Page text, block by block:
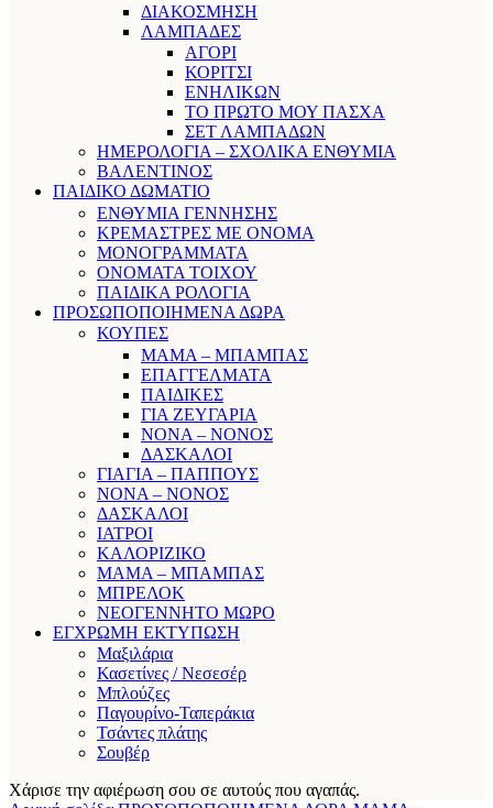
ΔΙΑΚΟΣΜΗΣΗ
ΛΑΜΠΑΔΕΣ
ΑΓΟΡΙ
ΚΟΡΙΤΣΙ
ΕΝΗΛΙΚΩΝ
ΤΟ ΠΡΩΤΟ ΜΟΥ ΠΑΣΧΑ
ΣΕΤ ΛΑΜΠΑΔΩΝ
ΗΜΕΡΟΛΟΓΙΑ – ΣΧΟΛΙΚΑ ΕΝΘΥΜΙΑ
ΒΑΛΕΝΤΙΝΟΣ
ΠΑΙΔΙΚΟ ΔΩΜΑΤΙΟ
ΕΝΘΥΜΙΑ ΓΕΝΝΗΣΗΣ
ΚΡΕΜΑΣΤΡΕΣ ΜΕ ΟΝΟΜΑ
ΜΟΝΟΓΡΑΜΜΑΤΑ
ΟΝΟΜΑΤΑ ΤΟΙΧΟΥ
ΠΑΙΔΙΚΑ ΡΟΛΟΓΙΑ
ΠΡΟΣΩΠΟΠΟΙΗΜΕΝΑ ΔΩΡΑ
ΚΟΥΠΕΣ
ΜΑΜΑ – ΜΠΑΜΠΑΣ
ΕΠΑΓΓΕΛΜΑΤΑ
ΠΑΙΔΙΚΕΣ
ΓΙΑ ΖΕΥΓΑΡΙΑ
ΝΟΝΑ – ΝΟΝΟΣ
ΔΑΣΚΑΛΟΙ
ΓΙΑΓΙΑ – ΠΑΠΠΟΥΣ
ΝΟΝΑ – ΝΟΝΟΣ
ΔΑΣΚΑΛΟΙ
ΙΑΤΡΟΙ
ΚΑΛΟΡΙΖΙΚΟ
ΜΑΜΑ – ΜΠΑΜΠΑΣ
ΜΠΡΕΛΟΚ
ΝΕΟΓΕΝΝΗΤΟ ΜΩΡΟ
ΕΓΧΡΩΜΗ ΕΚΤΥΠΩΣΗ
Μαξιλάρια
Κασετίνες / Νεσεσέρ
Μπλούζες
Παγουρίνο-Ταπεράκια
Τσάντες πλάτης
Σουβέρ
Χάρισε την αφιέρωση σου σε αυτούς που αγαπάς.